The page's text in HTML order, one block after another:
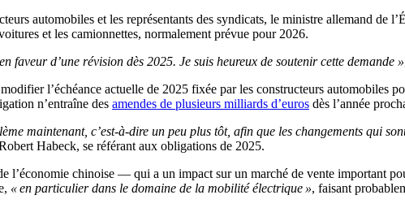
automobiles et les représentants des syndicats, le ministre allemand de
et les camionnettes, normalement prévue pour 2026.
faveur d’une révision dès 2025. Je suis heureux de soutenir cette demande »
l’échéance actuelle de 2025 fixée par les constructeurs automobiles
n’entraîne des amendes de plusieurs milliards d’euros dès l’année
maintenant, c’est-à-dire un peu plus tôt, afin que les changements qui
Habeck, se référant aux obligations de 2025.
l’économie chinoise — qui a un impact sur un marché de vente important
« en particulier dans le domaine de la mobilité électrique », faisant